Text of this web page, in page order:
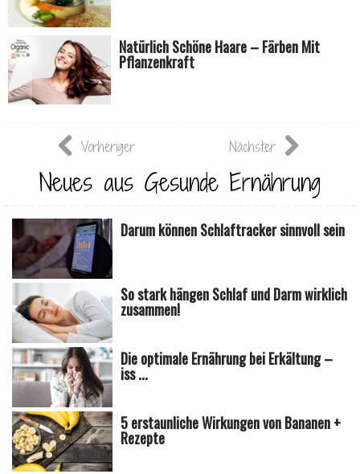
Natürlich Schöne Haare – Färben Mit
Pflanzenkraft
Vorheriger Nächster
Neues aus Gesunde Ernährung
Darum können Schlaftracker sinnvoll sein
So stark hängen Schlaf und Darm wirklich
zusammen!
Die optimale Ernährung bei Erkältung –
iss ...
5 erstaunliche Wirkungen von Bananen +
Rezepte